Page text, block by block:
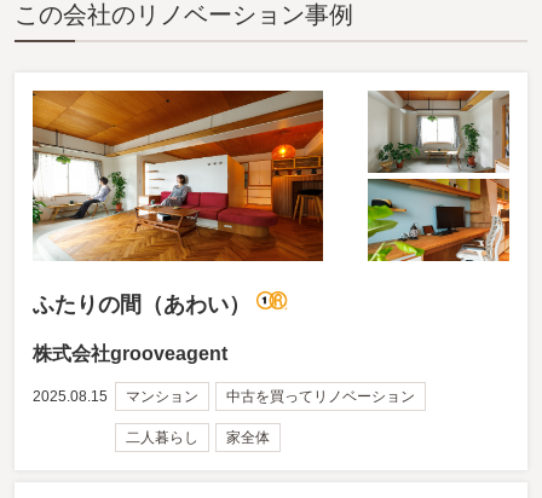
この会社のリノベーション事例
ふたりの間（あわい）
株式会社grooveagent
2025.08.15 マンション 中古を買ってリノベーション
二人暮らし 家全体